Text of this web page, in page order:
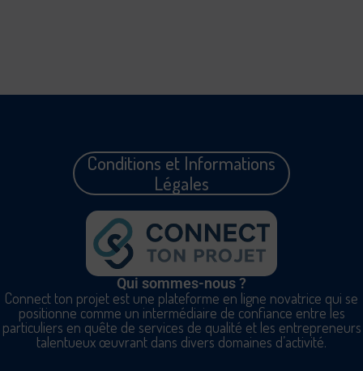
Conditions et Informations
Légales
Qui sommes-nous ?
Connect ton projet est une plateforme en ligne novatrice qui se
positionne comme un intermédiaire de confiance entre les
particuliers en quête de services de qualité et les entrepreneurs
talentueux œuvrant dans divers domaines d’activité.